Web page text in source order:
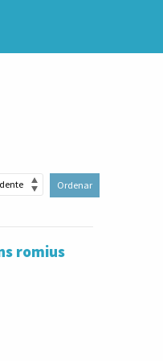
Ordenar
romius